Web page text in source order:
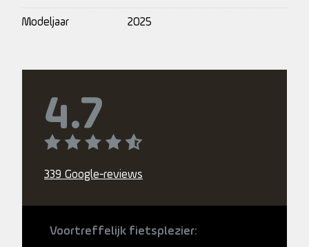
Modeljaar 2025
4.7
339 Google-reviews
Voortreffelijk fietsplezier: